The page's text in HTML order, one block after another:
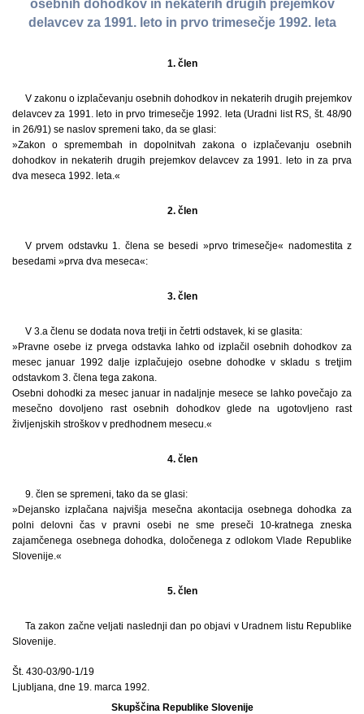
osebnih dohodkov in nekaterih drugih prejemkov
delavcev za 1991. leto in prvo trimesečje 1992. leta
1. člen
V zakonu o izplačevanju osebnih dohodkov in nekaterih drugih prejemkov
delavcev za 1991. leto in prvo trimesečje 1992. leta (Uradni list RS, št. 48/90
in 26/91) se naslov spremeni tako, da se glasi:
»Zakon o spremembah in dopolnitvah zakona o izplačevanju osebnih
dohodkov in nekaterih drugih prejemkov delavcev za 1991. leto in za prva
dva meseca 1992. leta.«
2. člen
V prvem odstavku 1. člena se besedi »prvo trimesečje« nadomestita z
besedami »prva dva meseca«:
3. člen
V 3.a členu se dodata nova tretji in četrti odstavek, ki se glasita:
»Pravne osebe iz prvega odstavka lahko od izplačil osebnih dohodkov za
mesec januar 1992 dalje izplačujejo osebne dohodke v skladu s tretjim
odstavkom 3. člena tega zakona.
Osebni dohodki za mesec januar in nadaljnje mesece se lahko povečajo za
mesečno dovoljeno rast osebnih dohodkov glede na ugotovljeno rast
življenjskih stroškov v predhodnem mesecu.«
4. člen
9. člen se spremeni, tako da se glasi:
»Dejansko izplačana najvišja mesečna akontacija osebnega dohodka za
polni delovni čas v pravni osebi ne sme preseči 10-kratnega zneska
zajamčenega osebnega dohodka, določenega z odlokom Vlade Republike
Slovenije.«
5. člen
Ta zakon začne veljati naslednji dan po objavi v Uradnem listu Republike
Slovenije.
Št. 430-03/90-1/19
Ljubljana, dne 19. marca 1992.
Skupščina Republike Slovenije